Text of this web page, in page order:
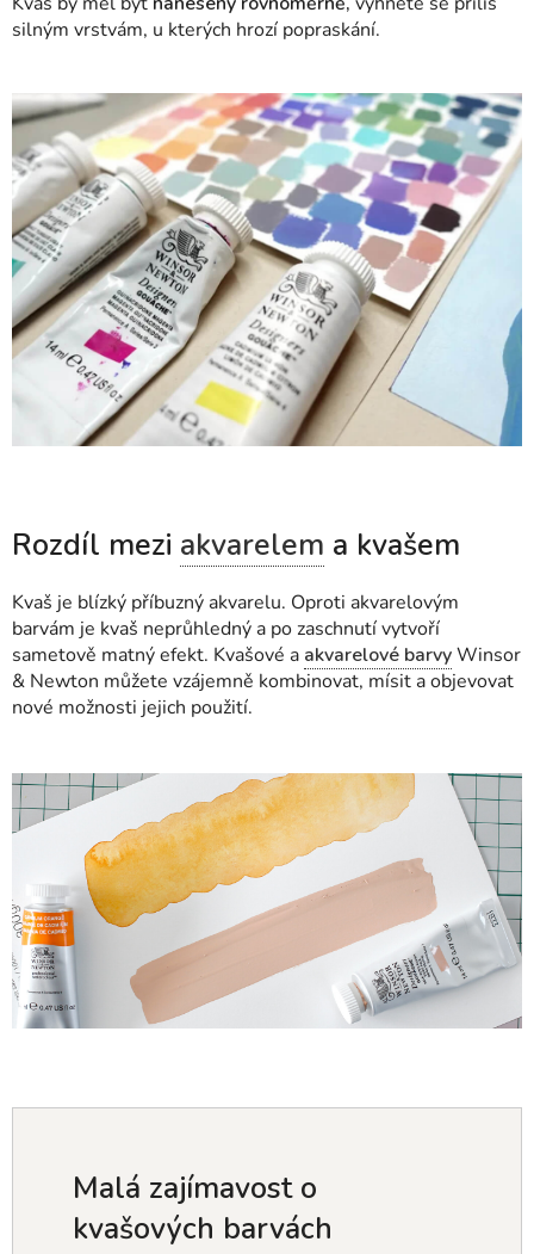
silným vrstvám, u kterých hrozí popraskání.
Rozdíl mezi akvarelem a kvašem
Kvaš je blízký příbuzný akvarelu. Oproti akvarelovým
barvám je kvaš neprůhledný a po zaschnutí vytvoří
sametově matný efekt. Kvašové a akvarelové barvyWinsor
& Newton můžete vzájemně kombinovat, mísit a objevovat
nové možnosti jejich použití.
Malá zajímavost o
kvašových barvách